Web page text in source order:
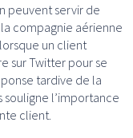
peuvent servir de
compagnie aérienne
un client
sur Twitter pour se
tardive de la
souligne l’importance
client.